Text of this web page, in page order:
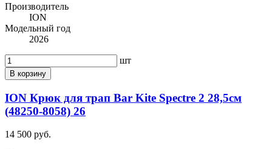
Производитель
ION
Модельный год
2026
шт
В корзину
ION Крюк для трап Bar Kite Spectre 2 28,5см
(48250-8058) 26
14 500 руб.